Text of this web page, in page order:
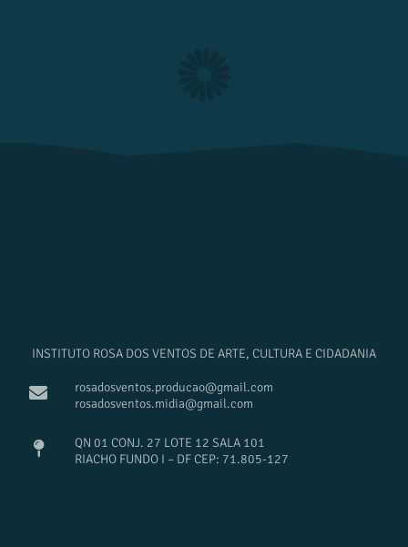
INSTITUTO ROSA DOS VENTOS DE ARTE, CULTURA E CIDADANIA
rosadosventos.producao@gmail.com
rosadosventos.midia@gmail.com
QN 01 CONJ. 27 LOTE 12 SALA 101
RIACHO FUNDO I – DF CEP: 71.805-127